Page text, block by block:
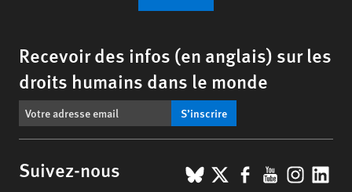
Recevoir des infos (en anglais) sur les
droits humains dans le monde
S’inscrire
Suivez-nous BlueSky
X Facebook
YouTube